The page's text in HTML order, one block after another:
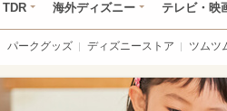
TDR 海外ディズニー テレビ・映
パークグッズ ディズニーストア ツムツ